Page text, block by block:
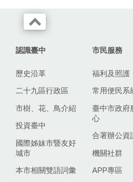
認識臺中
歷史沿革
二十九區行政區
市樹、花、鳥介紹
投資臺中
國際姊妹市暨友好
城市
本市相關雙語詞彙
市民服務
福利及照護
常用便民系
臺中市政府
心
合署辦公資
機關社群
APP專區